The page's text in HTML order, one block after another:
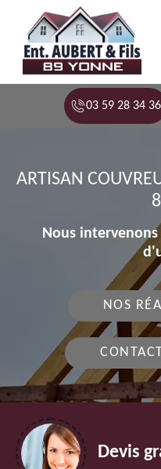
03 59 28 34 36
ARTISAN
Nous
NOS
Devis